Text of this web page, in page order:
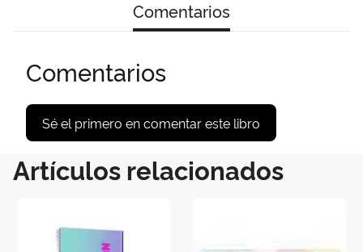
Comentarios
Comentarios
Sé el primero en comentar este libro
Artículos relacionados